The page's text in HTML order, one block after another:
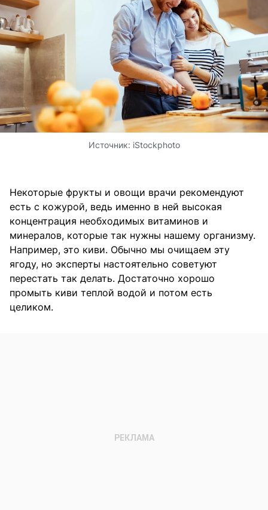
Источник: iStockphoto
Некоторые фрукты и овощи врачи рекомендуют
есть с кожурой, ведь именно в ней высокая
концентрация необходимых витаминов и
минералов, которые так нужны нашему организму.
Например, это киви. Обычно мы очищаем эту
ягоду, но эксперты настоятельно советуют
перестать так делать. Достаточно хорошо
промыть киви теплой водой и потом есть
целиком.